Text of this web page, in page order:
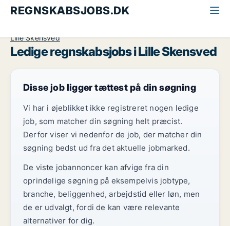
REGNSKABSJOBS.DK
Lille Skensved
Ledige regnskabsjobs i Lille Skensved
Disse job ligger tættest på din søgning
Vi har i øjeblikket ikke registreret nogen ledige
job, som matcher din søgning helt præcist.
Derfor viser vi nedenfor de job, der matcher din
søgning bedst ud fra det aktuelle jobmarked.
De viste jobannoncer kan afvige fra din
oprindelige søgning på eksempelvis jobtype,
branche, beliggenhed, arbejdstid eller løn, men
de er udvalgt, fordi de kan være relevante
alternativer for dig.